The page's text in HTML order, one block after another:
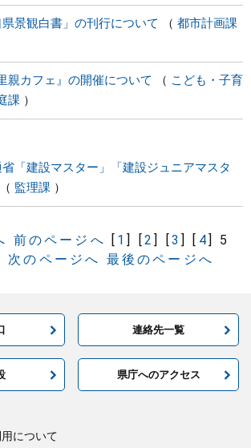
景観白書」の刊行について 都市計画課
親カフェ』の開催について
こども・子育
課
「建設マスター」「建設ジュニアマスタ
監理課
前のページへ [ 1] [2] [3] [ 4]
5
次のページへ 最後のページへ
連絡先一覧
県庁へのアクセス
について